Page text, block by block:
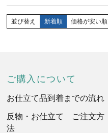
並び替え 新着順 価格が安い順
ご購入について
お仕立て品到着までの流れ
反物・お仕立て ご注文方
法